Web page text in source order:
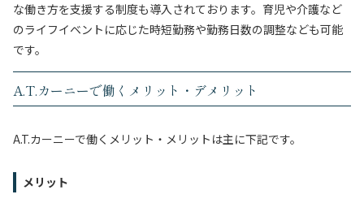
な働き方を支援する制度も導入されております。育児や介護など
のライフイベントに応じた時短勤務や勤務日数の調整なども可能
です。
A.T.カーニーで働くメリット・デメリット
A.T.カーニーで働くメリット・メリットは主に下記です。
メリット